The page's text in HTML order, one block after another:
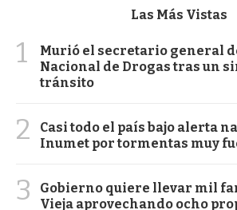
Las Más Vistas
1
Murió el secretario general
Nacional de Drogas tras un
tránsito
2
Casi todo el país bajo alerta
Inumet por tormentas muy
3
Gobierno quiere llevar mil
Vieja aprovechando ocho